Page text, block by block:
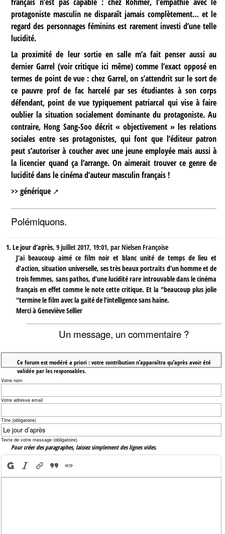
protagoniste masculin ne disparaît jamais complètement… et le
regard des personnages féminins est rarement investi d’une telle
lucidité.
La proximité de leur sortie en salle m’a fait penser aussi au
dernier Garrel (voir critique ici même) comme l’exact opposé en
termes de point de vue : chez Garrel, on s’attendrit sur le sort de
ce pauvre prof de fac harcelé par ses étudiantes à son corps
défendant, point de vue typiquement patriarcal qui vise à faire
oublier la situation socialement dominante du protagoniste. Au
contraire, Hong Sang-Soo décrit « objectivement » les relations
sociales entre ses protagonistes, qui font que l’éditeur patron
peut s’autoriser à coucher avec une jeune employée mais aussi à
la licencier quand ça l’arrange. On aimerait trouver ce genre de
lucidité dans le cinéma d’auteur masculin français !
>> générique
Polémiquons.
1. Le jour d’après,9 juillet 2017, 19:01,parNielsen Françoise
J’ai beaucoup aimé ce film noir et blanc unité de temps de lieu et
d’action, situation universelle, ses très beaux portraits d’un homme et de
trois femmes, sans pathos, d’une lucidité rare introuvable dans le cinéma
français en effet comme le note cette critique. Et la "beaucoup plus jolie
"termine le film avec la gaité de l’intelligence sans haine.
Merci à Geneviève Sellier
Un message, un commentaire ?
Ce forum est modéré a priori : votre contribution n’apparaîtra qu’après avoir été
validée par les responsables.
Votre nom
Votre adresse email
Titre (obligatoire)
Texte de votre message (obligatoire)
Pour créer des paragraphes, laissez simplement des lignes vides.